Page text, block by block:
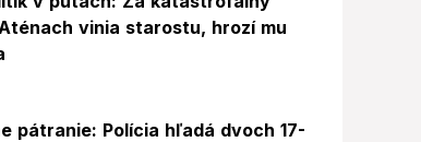
vinia starostu, hrozí mu
pátranie: Polícia hľadá dvoch 17-